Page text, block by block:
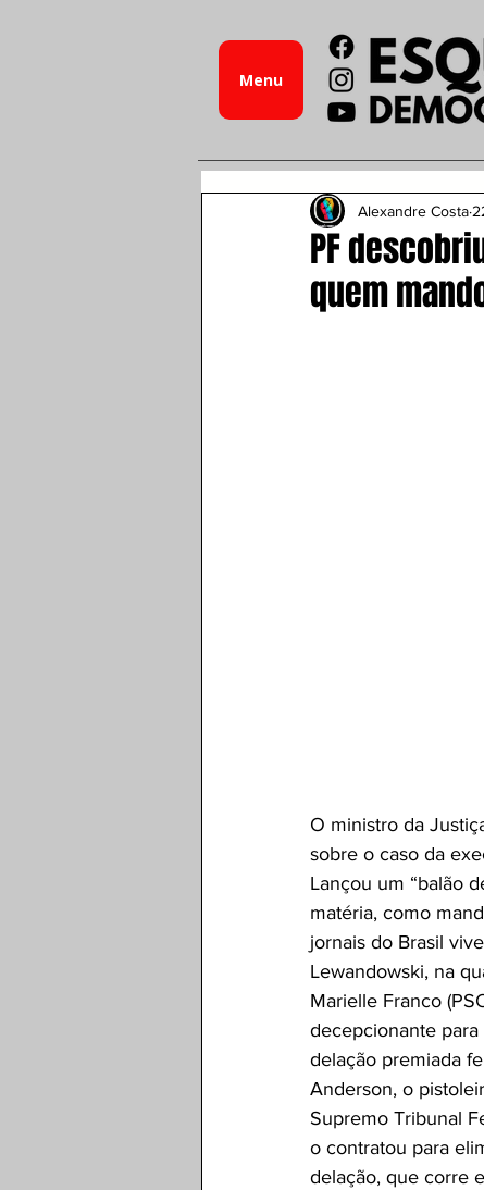
Menu
PF
quem
Alexandre Costa
O ministro da
sobre o caso da
Lançou um “balão
matéria, como
jornais do Brasil
Lewandowski, na
Marielle Franco
decepcionante
delação premiada
Anderson, o
Supremo Tribunal
o contratou para
delação, que corre